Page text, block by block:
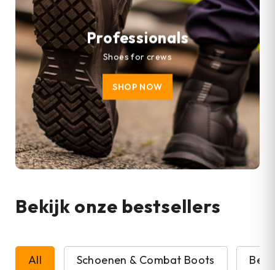
Professionals
Shoes for crews
SHOP NOW
Bekijk onze bestsellers
All Schoenen & Combat Boots